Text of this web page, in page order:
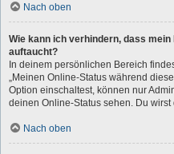
Nach oben
Wie kann ich verhindern, dass
auftaucht?
In deinem persönlichen Bereich
„Meinen Online-Status während
Option einschaltest, können nur
deinen Online-Status sehen. Du
Nach oben